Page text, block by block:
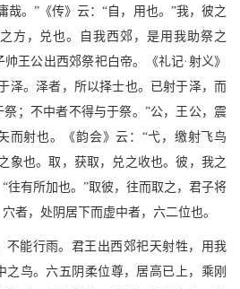
哉。”《传》云：“自，用也。”我，彼之
方，兑也。自我西郊，是用我助祭之
王公出西郊祭祀白帝。《礼记·射义》
泽。泽者，所以择士也。已射于泽，而
；不中者不得与于祭。”公，王公，震
而射也。《韵会》云：“弋，缴射飞鸟
象也。取，获取，兑之收也。彼，我之
往有所加也。”取彼，往而取之，君子将
者，处阴居下而虚中者，六二位也。
不能行雨。君王出西郊祀天射牲，用我
之鸟。六五阴柔位尊，居高已上，乘刚